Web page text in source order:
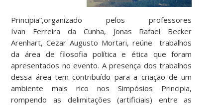
Principia”,organizado pelos professores
Ivan Ferreira da Cunha, Jonas Rafael Becker
Arenhart, Cezar Augusto Mortari, reúne trabalhos
da área de filosofia política e ética que foram
apresentados no evento. A presença dos trabalhos
dessa área tem contribuído para a criação de um
ambiente mais rico nos Simpósios Principia,
rompendo as delimitações (artificiais) entre as